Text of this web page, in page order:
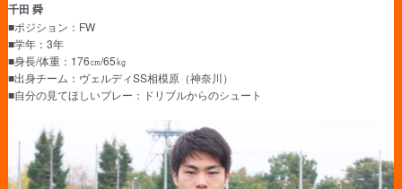
千田 舜
■ポジション：FW
■学年：3年
■身長/体重：176㎝/65㎏
■出身チーム：ヴェルディSS相模原（神奈川）
■自分の見てほしいプレー：ドリブルからのシュート